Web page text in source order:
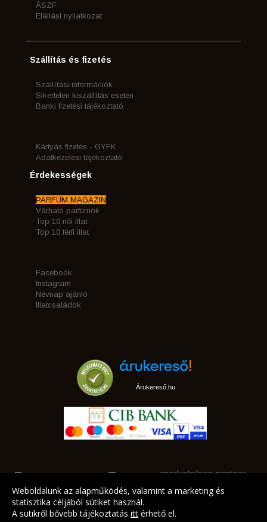
ÁSZF
Elállási nyilatkozat
Szállítás és fizetés
Szállítási információk
Sikertelen kiszállítás esetén
Banki fizetési tájékoztató
Kártyás fizetés - GYFK
Adatkezelési tájékoztató
Érdekességek
PARFÜM MAGAZIN
Várható parfümök
Top 10 női illat
Top 10 férfi illat
Facebook
Instagram
Névnap ajánló
Illatcsaládok
Árukereső.hu
marketplace partner
Weboldalunk az alapműködés, valamint a marketing és
statisztika céljából sütiket használ.
A sütikről bővebb tájékoztatás itt érhető el.